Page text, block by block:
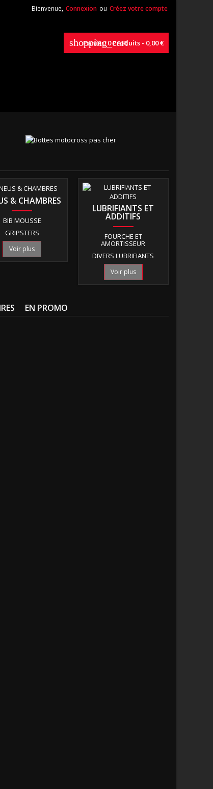
Bienvenue, Connexion ou Créez votre compte
shopping_cart
Panier: 0Produits - 0,00 €
& CHAMBRES
BIB MOUSSE
GRIPSTERS
Voir plus
LUBRIFIANTS ET
ADDITIFS
FOURCHE ET
AMORTISSEUR
DIVERS LUBRIFIANTS
Voir plus
EN PROMO